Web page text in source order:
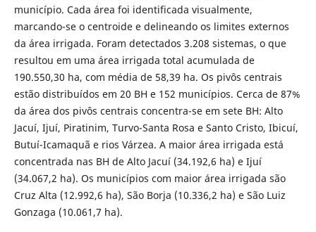
município. Cada área foi identificada visualmente,
marcando-se o centroide e delineando os limites externos
da área irrigada. Foram detectados 3.208 sistemas, o que
resultou em uma área irrigada total acumulada de
190.550,30 ha, com média de 58,39 ha. Os pivôs centrais
estão distribuídos em 20 BH e 152 municípios. Cerca de 87%
da área dos pivôs centrais concentra-se em sete BH: Alto
Jacuí, Ijuí, Piratinim, Turvo-Santa Rosa e Santo Cristo, Ibicuí,
Butuí-Icamaquã e rios Várzea. A maior área irrigada está
concentrada nas BH de Alto Jacuí (34.192,6 ha) e Ijuí
(34.067,2 ha). Os municípios com maior área irrigada são
Cruz Alta (12.992,6 ha), São Borja (10.336,2 ha) e São Luiz
Gonzaga (10.061,7 ha).